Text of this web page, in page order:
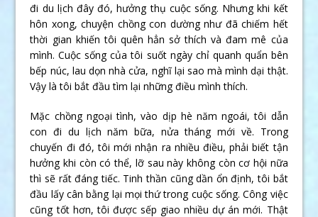
đi du lịch đây đó, hưởng thụ cuộc sống. Nhưng khi kết
hôn xong, chuyện chồng con dường như đã chiếm hết
thời gian khiến tôi quên hẳn sở thích và đam mê của
mình. Cuộc sống của tôi suốt ngày chỉ quanh quẩn bên
bếp núc, lau dọn nhà cửa, nghĩ lại sao mà mình dại thật.
Vậy là tôi bắt đầu tìm lại những điều mình thích.
Mặc chồng ngoại tình, vào dịp hè năm ngoái, tôi dẫn
con đi du lịch năm bữa, nửa tháng mới về. Trong
chuyến đi đó, tôi mới nhận ra nhiều điều, phải biết tận
hưởng khi còn có thể, lỡ sau này không còn cơ hội nữa
thì sẽ rất đáng tiếc. Tinh thần cũng dần ổn định, tôi bắt
đầu lấy cân bằng lại mọi thứ trong cuộc sống. Công việc
cũng tốt hơn, tôi được sếp giao nhiều dự án mới. Thật